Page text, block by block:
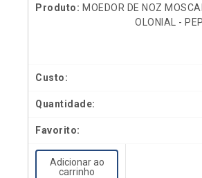
MOEDOR DE NOZ
OLONIAL -
Adicionar ao
carrinho